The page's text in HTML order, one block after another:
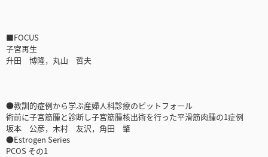
■FOCUS
子宮再生
升田 博隆，丸山 哲夫
●教訓的症例から学ぶ産婦人科診療のピットフォール
術前に子宮筋腫と診断し子宮筋腫核出術を行った平滑筋肉腫の1症例
坂本 公彦，木村 友沢，角田 肇
●Estrogen Series
PCOS その1